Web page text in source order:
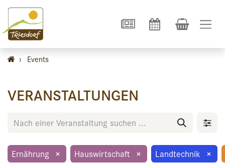
› Events
VERANSTALTUNGEN
Ernährung × Hauswirtschaft × Landtechnik ×